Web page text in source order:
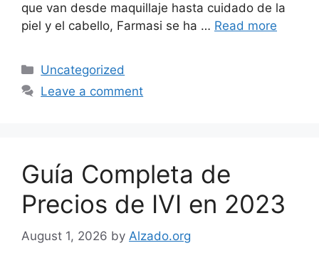
que van desde maquillaje hasta cuidado de la
piel y el cabello, Farmasi se ha … Read more
Categories
Uncategorized
Leave a comment
Guía Completa de
Precios de IVI en 2023
August 1, 2026 by Alzado.org